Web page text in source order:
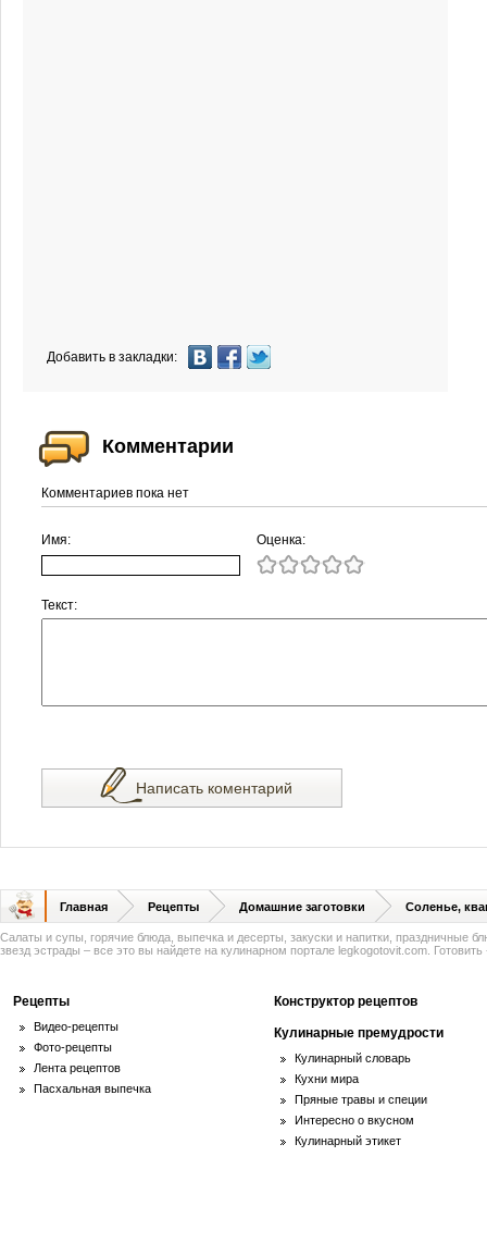
Добавить в закладки:
Комментарии
Комментариев пока нет
Имя: Оценка:
Текст:
Написать коментарий
Главная Рецепты Домашние заготовки Соленье,
Салаты и супы, горячие блюда, выпечка и десерты, закуски и напитки, праздничные
звезд эстрады – все это вы найдете на кулинарном портале legkogotovit.com. Готовить
Рецепты
Видео-рецепты
Фото-рецепты
Лента рецептов
Пасхальная выпечка
Конструктор рецептов
Кулинарные премудрости
Кулинарный словарь
Кухни мира
Пряные травы и специи
Интересно о вкусном
Кулинарный этикет